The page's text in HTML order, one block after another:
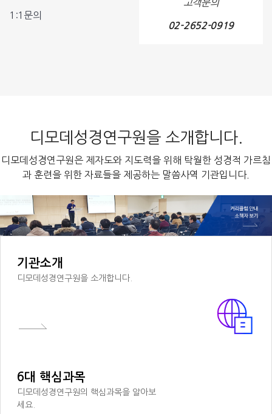
1:1문의
고객문의
02-2652-0919
디모데성경연구원을 소개합니다.
디모데성경연구원은 제자도와 지도력을 위해 탁월한 성경적 가르침
과 훈련을 위한 자료들을 제공하는 말씀사역 기관입니다.
기관소개
디모데성경연구원을 소개합니다.
6대 핵심과목
디모데성경연구원의 핵심과목을 알아보
세요.